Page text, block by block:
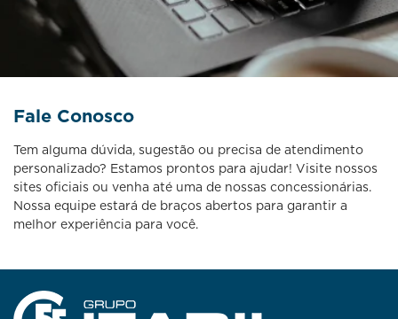
Fale Conosco
Tem alguma dúvida, sugestão ou precisa de atendimento
personalizado? Estamos prontos para ajudar! Visite nossos
sites oficiais ou venha até uma de nossas concessionárias.
Nossa equipe estará de braços abertos para garantir a
melhor experiência para você.